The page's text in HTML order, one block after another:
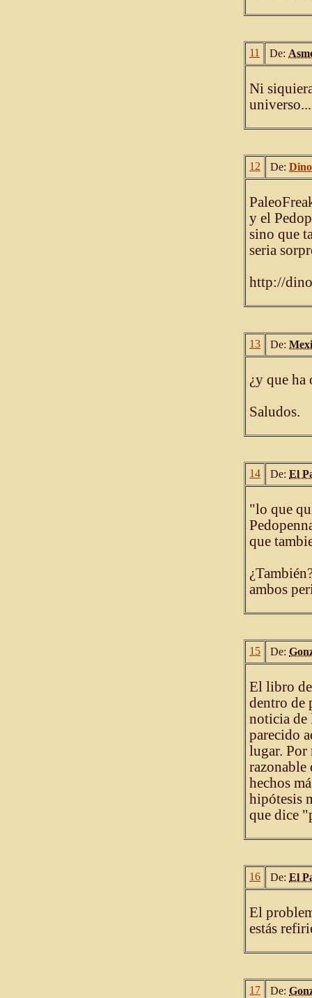
11 De:
Ni
universo...
12 De:
y el
sino que
seria
http://
13 De:
¿y que ha
Saludos.
14 De: El
"lo que
que
ambos
15 De:
El libro
dentro de
noticia de
parecido
lugar. Por
razonable
hechos
hipótesis
que dice
16 De: El
El
estás
17 De: